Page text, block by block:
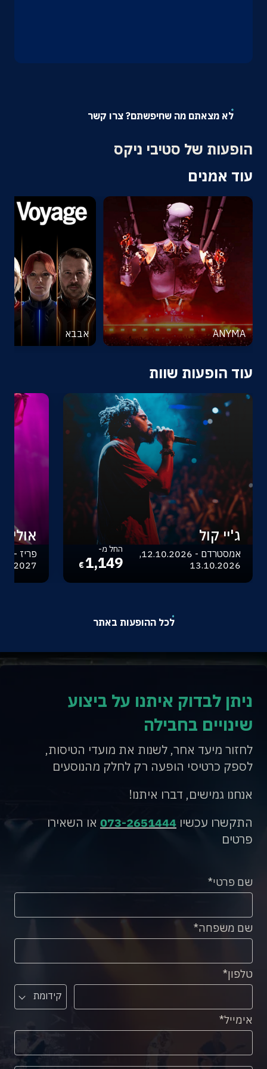
לא מצאתם מה שחיפשתם? צרו קשר
הופעות של סטיבי ניקס
עוד אמנים
ANYMA אבבא
עוד הופעות שוות
ג'יי קול
אמסטרדם - 12.10.2026,
13.10.2026
החל מ-
1,149
€
לכל ההופעות באתר
ניתן לבדוק איתנו על ביצוע
שינויים בחבילה
לחזור מיעד אחר, לשנות את מועדי הטיסות,
לספק כרטיסי הופעה רק לחלק מהנוסעים
אנחנו גמישים, דברו איתנו!
התקשרו עכשיו 073-2651444 או השאירו
פרטים
שם פרטי
שם משפחה
טלפון
קידומת
אימייל